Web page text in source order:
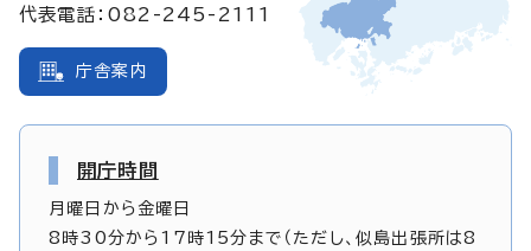
代表電話：082-245-2111
庁舎案内
開庁時間
月曜日から金曜日
8時30分から17時15分まで（ただし、似島出張所は8